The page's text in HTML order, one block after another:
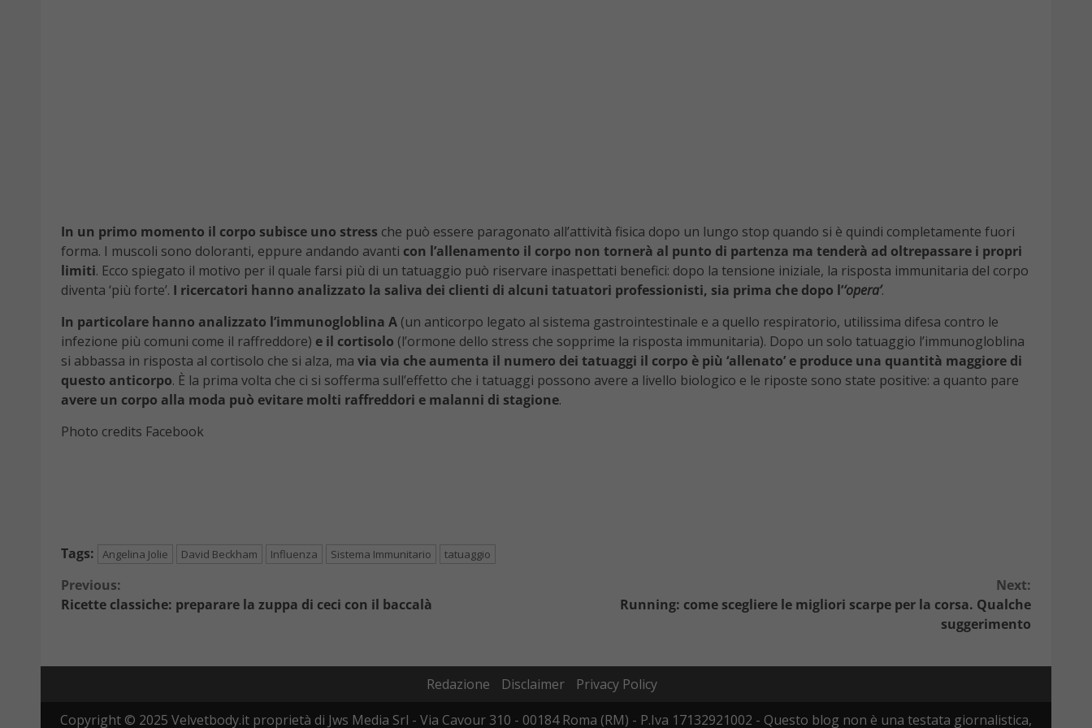
In un primo momento il corpo subisce uno stress che può essere paragonato all’attività fisica dopo un lungo stop quando si è quindi completamente fuori
forma. I muscoli sono doloranti, eppure andando avanti con l’allenamento il corpo non tornerà al punto di partenza ma tenderà ad oltrepassare i propri
limiti. Ecco spiegato il motivo per il quale farsi più di un tatuaggio può riservare inaspettati benefici: dopo la tensione iniziale, la risposta immunitaria del corpo
diventa ‘più forte’. I ricercatori hanno analizzato la saliva dei clienti di alcuni tatuatori professionisti, sia prima che dopo l’‘opera’.
In particolare hanno analizzato l’immunogloblina A (un anticorpo legato al sistema gastrointestinale e a quello respiratorio, utilissima difesa contro le
infezione più comuni come il raffreddore) e il cortisolo (l’ormone dello stress che sopprime la risposta immunitaria). Dopo un solo tatuaggio l’immunogloblina
si abbassa in risposta al cortisolo che si alza, ma via via che aumenta il numero dei tatuaggi il corpo è più ‘allenato’ e produce una quantità maggiore di
questo anticorpo. È la prima volta che ci si sofferma sull’effetto che i tatuaggi possono avere a livello biologico e le riposte sono state positive: a quanto pare
avere un corpo alla moda può evitare molti raffreddori e malanni di stagione.
Photo credits Facebook
Tags: Angelina Jolie David Beckham Influenza Sistema Immunitario tatuaggio
Continue
Previous:
Ricette classiche: preparare la zuppa di ceci con il baccalà
Next:
Running: come scegliere le migliori scarpe per la corsa. Qualche
suggerimento
Redazione Disclaimer
Privacy Policy
Copyright © 2025 Velvetbody.it proprietà di Jws Media Srl - Via Cavour 310 - 00184 Roma (RM) - P.Iva 17132921002 - Questo blog non è una testata giornalistica,